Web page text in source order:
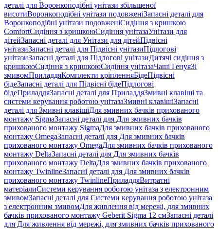
деталі для Воронкоподібні унітази збільшеної
висотиВоронкоподібні унітази подовженіЗапасні деталі для
Воронкоподібні унітази подовженіСидіння з кришкою
ComfortСидіння з кришкоюСидіння унітазаУнітази для
дітейЗапасні деталі для Унітази для дітейПідвісні
унітазиЗапасні деталі для Підвісні унітазиПідлогові
унітазиЗапасні деталі для Підлогові унітазиДитячі сидіння з
кришкоюСидіння з кришкоюСидіння унітазаЧаші ГенуяЗі
змивомПриладдяКомплекти кріпленняБідеПідвісні
бідеЗапасні деталі для Підвісні бідеПідлогові
бідеПриладдяЗапасні деталі для ПриладдяЗмивні клавіші та
системи керування роботою унітазаЗмивні клавішіЗапасні
деталі для Змивні клавішіДля змивних бачків прихованого
монтажу SigmaЗапасні деталі для Для змивних бачків
прихованого монтажу SigmaДля змивних бачків прихованого
монтажу OmegaЗапасні деталі для Для змивних бачків
прихованого монтажу OmegaДля змивних бачків прихованого
монтажу DeltaЗапасні деталі для Для змивних бачків
прихованого монтажу DeltaДля змивних бачків прихованого
монтажу TwinlineЗапасні деталі для Для змивних бачків
прихованого монтажу TwinlineПриладдяВитратні
матеріалиСистеми керування роботою унітаза з електронним
змивомЗапасні деталі для Системи керування роботою унітаза
з електронним змивомДля живлення від мережі, для змивних
бачків прихованого монтажу Geberit Sigma 12 смЗапасні деталі
для Для живлення від мережі, для змивних бачків прихованого